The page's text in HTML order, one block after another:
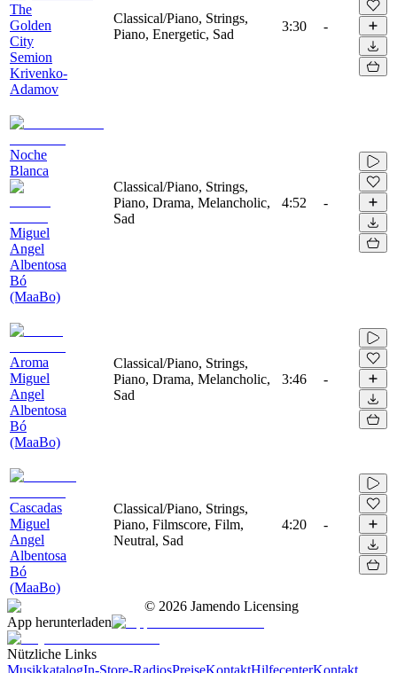
The
Golden
City
Semion
Krivenko-
Adamov
Classical/Piano, Strings,
Piano, Energetic, Sad
3:30 -
Noche
Blanca
Miguel
Angel
Albentosa
Bó
(MaaBo)
Classical/Piano, Strings,
Piano, Drama, Melancholic,
Sad
4:52 -
Aroma
Miguel
Angel
Albentosa
Bó
(MaaBo)
Classical/Piano, Strings,
Piano, Drama, Melancholic,
Sad
3:46 -
Cascadas
Miguel
Angel
Albentosa
Bó
(MaaBo)
Classical/Piano, Strings,
Piano, Filmscore, Film,
Neutral, Sad
4:20 -
© 2026 Jamendo Licensing
App herunterladen
Nützliche Links
MusikkatalogIn-Store-RadiosPreiseKontaktHilfecenterKontakt